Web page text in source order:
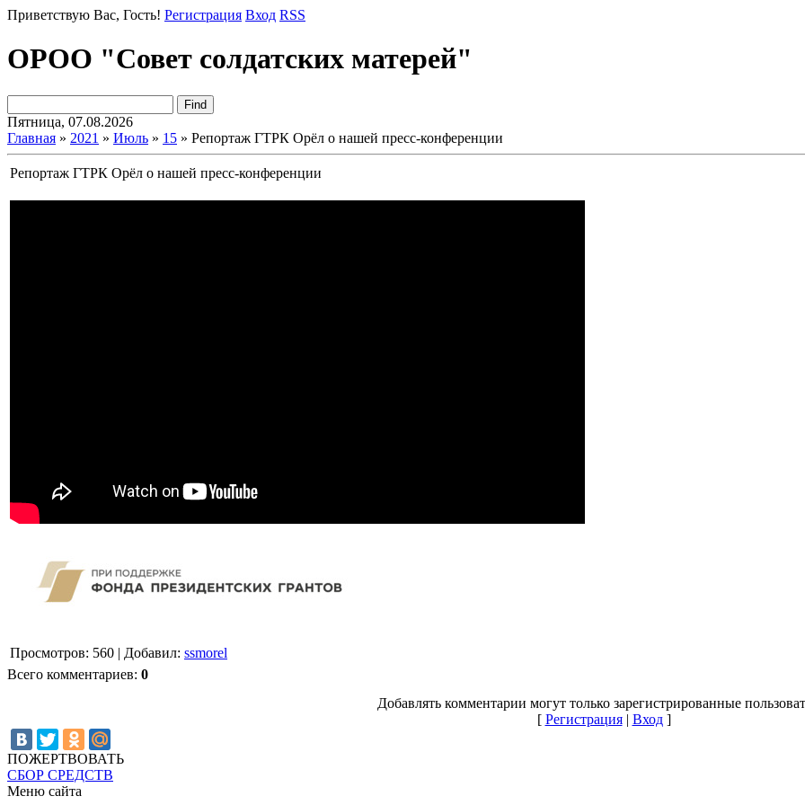
Приветствую Вас, Гость! Регистрация Вход RSS
ОРОО "Совет солдатских матерей"
Пятница, 07.08.2026
Главная » 2021 » Июль » 15 » Репортаж ГТРК Орёл о нашей пресс-конференции
Репортаж ГТРК Орёл о нашей пресс-конференции
Просмотров: 560 | Добавил: ssmorel
Всего комментариев: 0
Добавлять комментарии могут только зарегистрированные
[ Регистрация| Вход]
ПОЖЕРТВОВАТЬ
СБОР СРЕДСТВ
Меню сайта